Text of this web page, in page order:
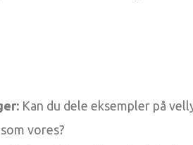
Kan du dele eksempler på
vores?